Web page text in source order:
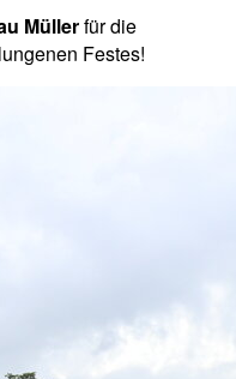
Müllerfür die
Festes!